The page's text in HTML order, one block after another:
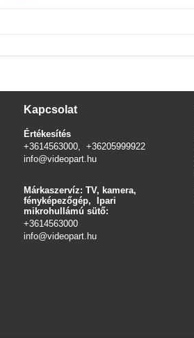
Kapcsolat
Értékesítés
+3614563000, +36205999922
info@videopart.hu
Márkaszervíz: TV, kamera,
fényképezőgép, Ipari
mikrohullámú sütő:
+3614563000
info@videopart.hu